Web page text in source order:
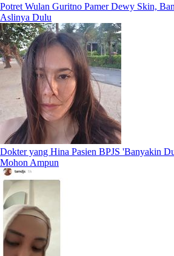
Potret Wulan Guritno Pamer Dewy Skin,
Aslinya Dulu
Dokter yang Hina Pasien BPJS 'Banyakin
Mohon Ampun